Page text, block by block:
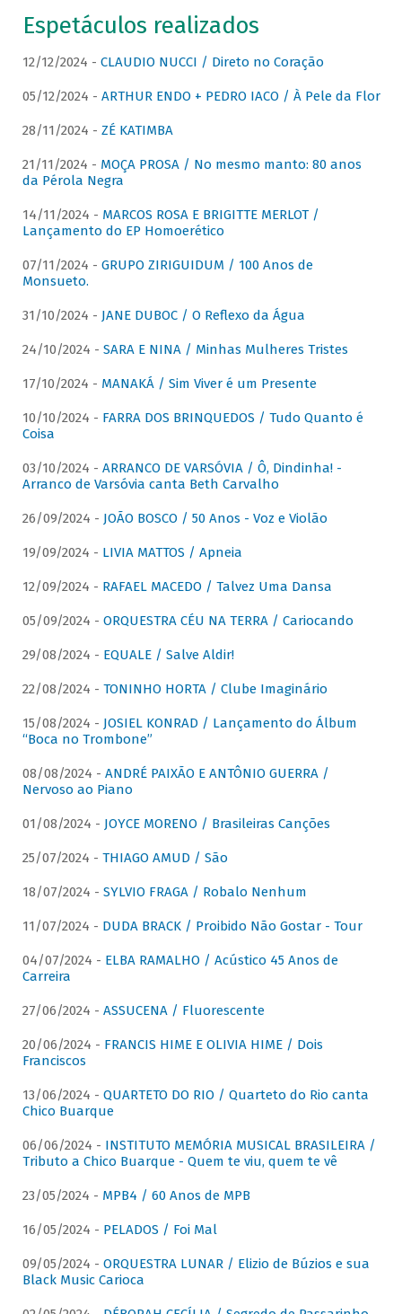
Espetáculos realizados
12/12/2024 - CLAUDIO NUCCI / Direto no Coração
05/12/2024 - ARTHUR ENDO + PEDRO IACO / À Pele da Flor
28/11/2024 - ZÉ KATIMBA
21/11/2024 - MOÇA PROSA / No mesmo manto: 80 anos
da Pérola Negra
14/11/2024 - MARCOS ROSA E BRIGITTE MERLOT /
Lançamento do EP Homoerético
07/11/2024 - GRUPO ZIRIGUIDUM / 100 Anos de
Monsueto.
31/10/2024 - JANE DUBOC / O Reflexo da Água
24/10/2024 - SARA E NINA / Minhas Mulheres Tristes
17/10/2024 - MANAKÁ / Sim Viver é um Presente
10/10/2024 - FARRA DOS BRINQUEDOS / Tudo Quanto é
Coisa
03/10/2024 - ARRANCO DE VARSÓVIA / Ô, Dindinha! -
Arranco de Varsóvia canta Beth Carvalho
26/09/2024 - JOÃO BOSCO / 50 Anos - Voz e Violão
19/09/2024 - LIVIA MATTOS / Apneia
12/09/2024 - RAFAEL MACEDO / Talvez Uma Dansa
05/09/2024 - ORQUESTRA CÉU NA TERRA / Cariocando
29/08/2024 - EQUALE / Salve Aldir!
22/08/2024 - TONINHO HORTA / Clube Imaginário
15/08/2024 - JOSIEL KONRAD / Lançamento do Álbum
“Boca no Trombone”
08/08/2024 - ANDRÉ PAIXÃO E ANTÔNIO GUERRA /
Nervoso ao Piano
01/08/2024 - JOYCE MORENO / Brasileiras Canções
25/07/2024 - THIAGO AMUD / São
18/07/2024 - SYLVIO FRAGA / Robalo Nenhum
11/07/2024 - DUDA BRACK / Proibido Não Gostar - Tour
04/07/2024 - ELBA RAMALHO / Acústico 45 Anos de
Carreira
27/06/2024 - ASSUCENA / Fluorescente
20/06/2024 - FRANCIS HIME E OLIVIA HIME / Dois
Franciscos
13/06/2024 - QUARTETO DO RIO / Quarteto do Rio canta
Chico Buarque
06/06/2024 - INSTITUTO MEMÓRIA MUSICAL BRASILEIRA /
Tributo a Chico Buarque - Quem te viu, quem te vê
23/05/2024 - MPB4 / 60 Anos de MPB
16/05/2024 - PELADOS / Foi Mal
09/05/2024 - ORQUESTRA LUNAR / Elizio de Búzios e sua
Black Music Carioca